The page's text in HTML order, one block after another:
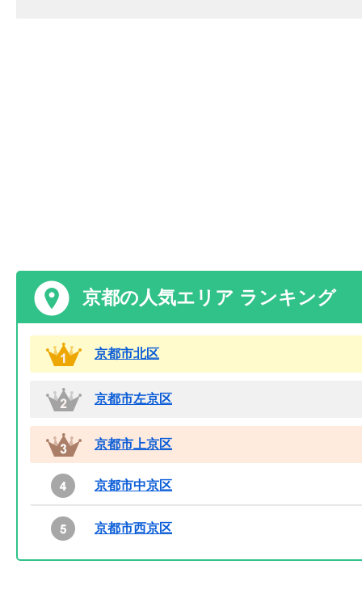
京都の人気エリア ランキング
京都市北区
京都市左京区
京都市上京区
京都市中京区
京都市西京区